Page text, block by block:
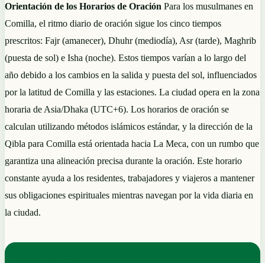
Orientación de los Horarios de Oración Para los musulmanes en
Comilla, el ritmo diario de oración sigue los cinco tiempos
prescritos: Fajr (amanecer), Dhuhr (mediodía), Asr (tarde), Maghrib
(puesta de sol) e Isha (noche). Estos tiempos varían a lo largo del
año debido a los cambios en la salida y puesta del sol, influenciados
por la latitud de Comilla y las estaciones. La ciudad opera en la zona
horaria de Asia/Dhaka (UTC+6). Los horarios de oración se
calculan utilizando métodos islámicos estándar, y la dirección de la
Qibla para Comilla está orientada hacia La Meca, con un rumbo que
garantiza una alineación precisa durante la oración. Este horario
constante ayuda a los residentes, trabajadores y viajeros a mantener
sus obligaciones espirituales mientras navegan por la vida diaria en
la ciudad.